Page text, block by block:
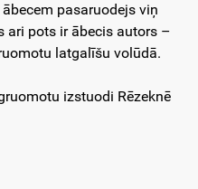
pasaruodejs viņ
ari pots ir ābecis autors –
latgalīšu volūdā.
izstuodi Rēzeknē